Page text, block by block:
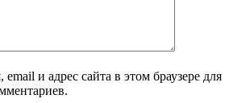
и адрес сайта в этом браузере для